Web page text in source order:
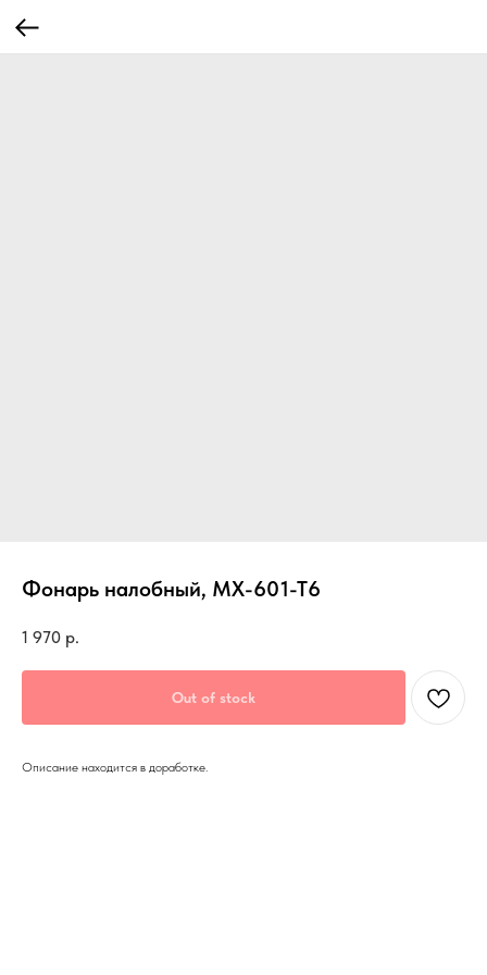
Фонарь налобный, MX-601-T6
1 970 р.
Out of stock
Описание находится в доработке.